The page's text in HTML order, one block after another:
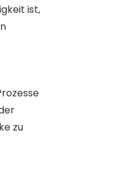
ist,
zu